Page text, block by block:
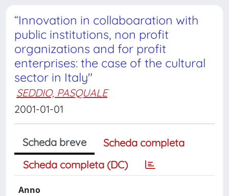
“Innovation in collaboaration with
public institutions, non profit
organizations and for profit
enterprises: the case of the cultural
sector in Italy"
SEDDIO, PASQUALE
2001-01-01
Scheda breve
Scheda completa
Scheda completa (DC)
Anno